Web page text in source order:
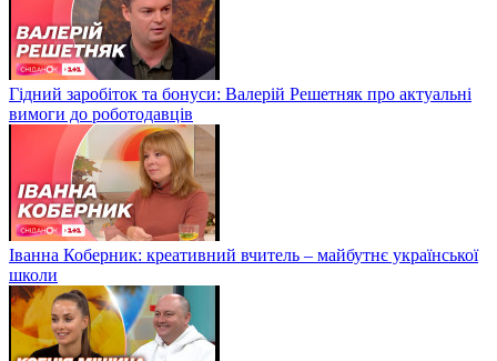
Гідний заробіток та бонуси: Валерій Решетняк про актуальні
вимоги до роботодавців
Іванна Коберник: креативний вчитель – майбутнє української
школи